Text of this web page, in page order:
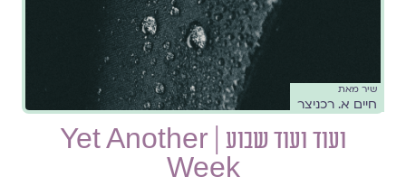
שיר מאת
חיים א. רכניצר
ועוד ועוד שבוע | Yet Another
Week